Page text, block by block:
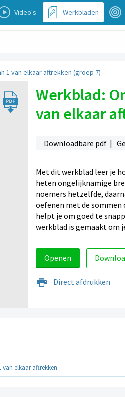
Video's Werkbladen
1 van elkaar aftrekken (groep 7)
Werkblad:
van elkaar
Downloadbare pdf |
Met dit werkblad leer je
heten ongelijknamige
noemers hetzelfde,
oefenen met de sommen
helpt je om goed te
werkblad is gemaakt om
Openen
Direct afdrukken
van elkaar aftrekken